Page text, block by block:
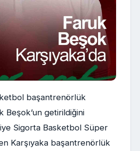
başantrenörlük
Beşok’un getirildiğini
Sigorta Basketbol Süper
Karşıyaka başantrenörlük